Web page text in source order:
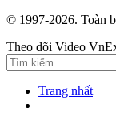
© 1997-2026. Toàn
Theo dõi Video
Trang nhất